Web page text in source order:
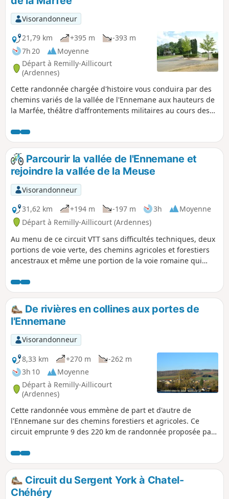
Visorandonneur
21,79 km
+395 m
-393 m
7h 20
Moyenne
Départ à Remilly-Aillicourt
(Ardennes)
Cette randonnée chargée d'histoire vous conduira par des
chemins variés de la vallée de l'Ennemane aux hauteurs de
la Marfée, théâtre d'affrontements militaires au cours des
permettra d'admirer un magnifique panorama regroupant
plus de 12 villages.
Parcourir la vallée de l'Ennemane et
rejoindre la vallée de la Meuse
Visorandonneur
31,62 km
+194 m -197 m 3h
Moyenne
Départ à Remilly-Aillicourt (Ardennes)
Au menu de ce circuit VTT sans difficultés techniques, deux
portions de voie verte, des chemins agricoles et forestiers
ancestraux et même une portion de la voie romaine qui
De rivières en collines aux portes de
l'Ennemane
Visorandonneur
8,33 km
+270 m
-262 m
3h 10
Moyenne
Départ à Remilly-Aillicourt
(Ardennes)
Cette randonnée vous emmène de part et d'autre de
l'Ennemane sur des chemins forestiers et agricoles. Ce
circuit emprunte 9 des 220 km de randonnée proposée par
vallées de la Meuse et de l'Ennemane.
Circuit du Sergent York à Chatel-
Chéhéry